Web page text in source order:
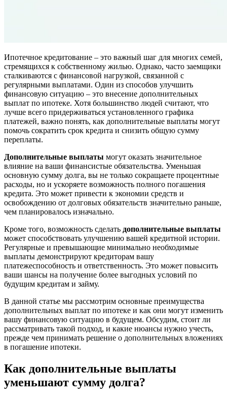
Ипотечное кредитование – это важный шаг для многих семей,
стремящихся к собственному жилью. Однако, часто заемщики
сталкиваются с финансовой нагрузкой, связанной с
регулярными выплатами. Один из способов улучшить
финансовую ситуацию – это внесение дополнительных
выплат по ипотеке. Хотя большинство людей считают, что
лучше всего придерживаться установленного графика
платежей, важно понять, как дополнительные выплаты могут
помочь сократить срок кредита и снизить общую сумму
переплаты.
Дополнительные выплаты могут оказать значительное
влияние на ваши финансистые обязательства. Уменьшая
основную сумму долга, вы не только сокращаете процентные
расходы, но и ускоряете возможность полного погашения
кредита. Это может привести к экономии средств и
освобождению от долговых обязательств значительно раньше,
чем планировалось изначально.
Кроме того, возможность сделать дополнительные выплаты
может способствовать улучшению вашей кредитной истории.
Регулярные и превышающие минимально необходимые
выплаты демонстрируют кредиторам вашу
платежеспособность и ответственность. Это может повысить
ваши шансы на получение более выгодных условий по
будущим кредитам и займу.
В данной статье мы рассмотрим основные преимущества
дополнительных выплат по ипотеке и как они могут изменить
вашу финансовую ситуацию в будущем. Обсудим, стоит ли
рассматривать такой подход, и какие нюансы нужно учесть,
прежде чем принимать решение о дополнительных вложениях
в погашение ипотеки.
Как дополнительные выплаты
уменьшают сумму долга?